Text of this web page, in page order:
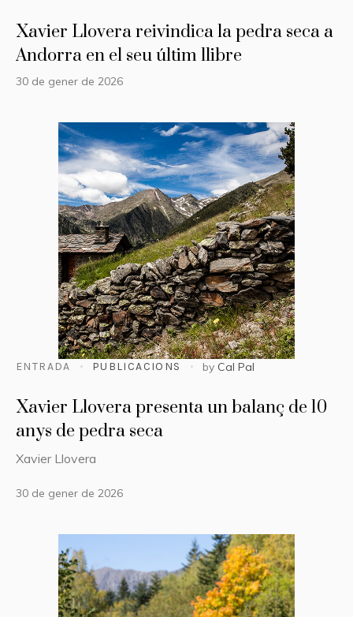
Xavier Llovera reivindica la pedra seca a
Andorra en el seu últim llibre
30 de gener de 2026
ENTRADA PUBLICACIONS by Cal Pal
Xavier Llovera presenta un balanç de 10
anys de pedra seca
Xavier Llovera
30 de gener de 2026